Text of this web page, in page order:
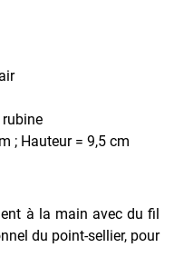
rubine
; Hauteur = 9,5 cm
à la main avec du fil
du point-sellier, pour